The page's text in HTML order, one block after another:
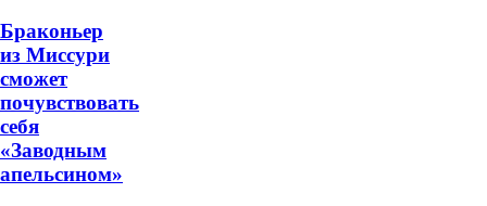
Браконьер
из Миссури
сможет
почувствовать
себя
«Заводным
апельсином»